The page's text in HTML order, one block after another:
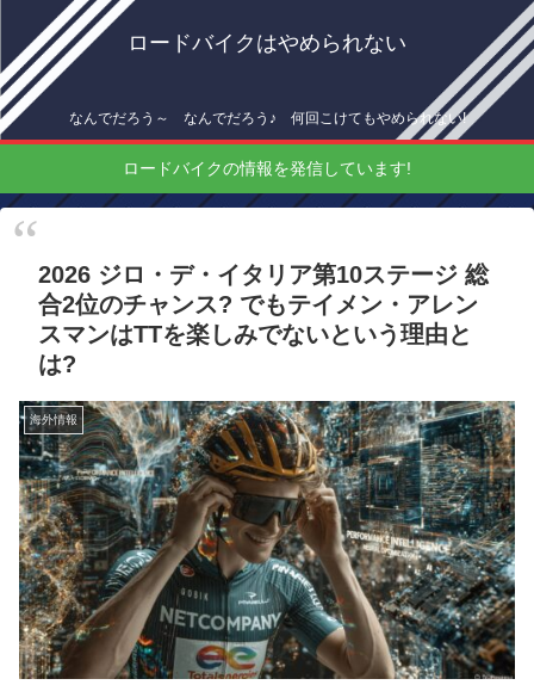
ロードバイクはやめられない
なんでだろう～ なんでだろう♪ 何回こけてもやめられない!
ロードバイクの情報を発信しています!
2026 ジロ・デ・イタリア第10ステージ 総
合2位のチャンス? でもテイメン・アレン
スマンはTTを楽しみでないという理由と
は?
海外情報